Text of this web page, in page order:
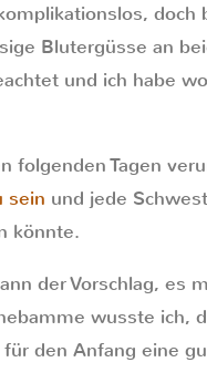
Blutergüsse an
und ich habe
folgenden Tagen
sein und jede
könnte.
der Vorschlag, es
wusste ich,
den Anfang eine